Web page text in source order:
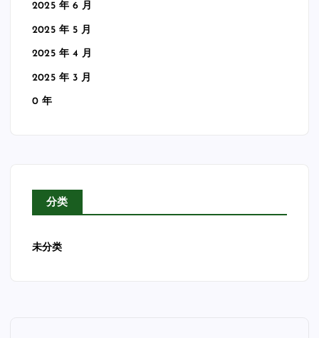
2025 年 6 月
2025 年 5 月
2025 年 4 月
2025 年 3 月
0 年
分类
未分类